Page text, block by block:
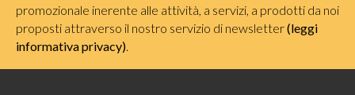
promozionale inerente alle attività, a servizi, a prodotti da noi
proposti attraverso il nostro servizio di newsletter(leggi
informativa privacy).